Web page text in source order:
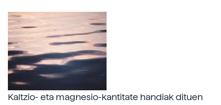
Kaltzio- eta magnesio-kantitate handiak dituen